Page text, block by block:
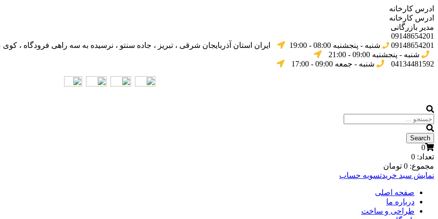
ادرس کارخانه
ادرس کارخانه
مدیر بازرگانی
09148654201
09148654201
شنبه - پنجشنبه 08:00 - 19:00
ایران استان آذربایجان شرقی ، تبریز ، جاده سنتو ، نرسیده به سه راهی فرودگاه ، کوی
شنبه - پنجشنبه 09:00 - 21:00
04134481592
شنبه - جمعه 09:00 - 17:00
0
تعداد: 0
مجموع: 0 تومان
نمایش سبد خریدتسویه حساب
صفحه اصلی
درباره ما
طراحی و ساخت